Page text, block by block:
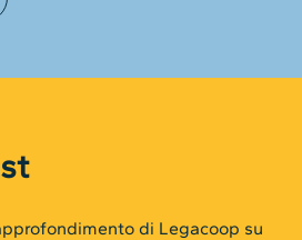
di Legacoop su